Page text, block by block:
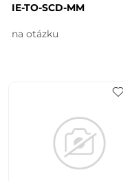
IE-TO-SCD-MM
na otázku